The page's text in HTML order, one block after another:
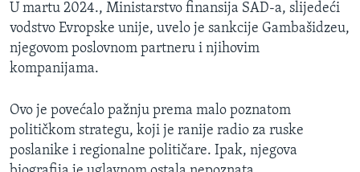
U martu 2024., Ministarstvo finansija SAD-a, slijedeći
vodstvo Evropske unije, uvelo je sankcije Gambašidzeu,
njegovom poslovnom partneru i njihovim
kompanijama.
Ovo je povećalo pažnju prema malo poznatom
političkom strategu, koji je ranije radio za ruske
poslanike i regionalne političare. Ipak, njegova